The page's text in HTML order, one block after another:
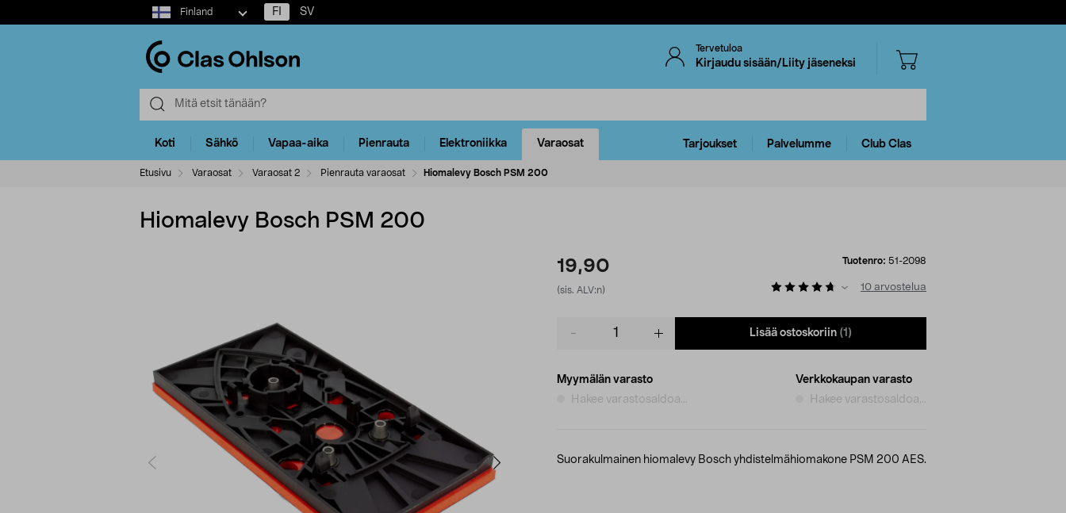
Select
market
Finland FI SV
Tervetuloa
Kirjaudu sisään/Liity jäseneksi
Koti Sähkö Vapaa-aika Pienrauta Elektroniikka Varaosat Tarjoukset Palvelumme Club Clas
Etusivu Varaosat Varaosat 2 Pienrauta varaosat Hiomalevy Bosch PSM 200
Hiomalevy Bosch PSM 200
19,90
(sis. ALV:n)
Tuotenro: 51-2098
10 arvostelua
Lisää ostoskoriin (1)
Myymälän varasto
Hakee varastosaldoa...
Verkkokaupan varasto
Hakee varastosaldoa...
Suorakulmainen hiomalevy Bosch yhdistelmähiomakone PSM 200 AES.